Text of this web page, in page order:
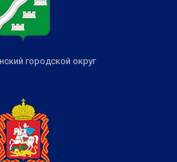
городской округ